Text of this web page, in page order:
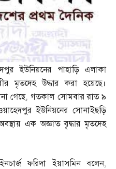
ইউনিয়নের পাহাড়ি এলাকা
মৃতদেহ উদ্ধার করা হয়েছে।
গেছে,গতকাল সোমবার রাত ৯
ইউনিয়নের সোনাইছড়ি
এক অজ্ঞাত বৃদ্ধার মৃতদেহ
ফরিদা ইয়াসমিন বলেন,